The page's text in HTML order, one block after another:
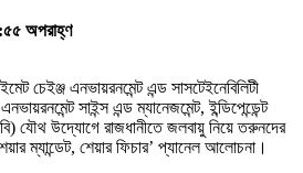
অপরাহ্ণ
চেইঞ্জ এনভায়রনমেন্ট এন্ড সাসটেইনেবিলিটী
সাইন্স এন্ড ম্যানেজমেন্ট, ইন্ডিপেন্ডেন্ট
যৌথ উদ্যোগে রাজধানীতে জলবায়ু নিয়ে তরুনদের
ম্যান্ডেট, শেয়ার ফিচার’ প্যানেল আলোচনা।